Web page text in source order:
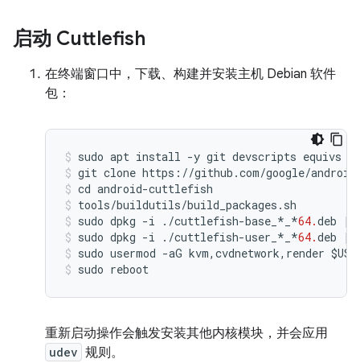
启动 Cuttlefish
在终端窗口中，下载、构建并安装主机 Debian 软件
包：
sudo apt install -y git devscripts equivs
git clone https : //github .com/google/android
cd android-cuttlefish
tools/buildutils/build_packages . sh
sudo dpkg -i ./cuttlefish-base_ * *64.deb
||
sudo dpkg -i ./cuttlefish-user_ * *64.deb
||
sudo usermod -aG kvm, cvdnetwork, render $
sudo reboot
重新启动操作会触发安装其他内核模块，并会应用
udev 规则。